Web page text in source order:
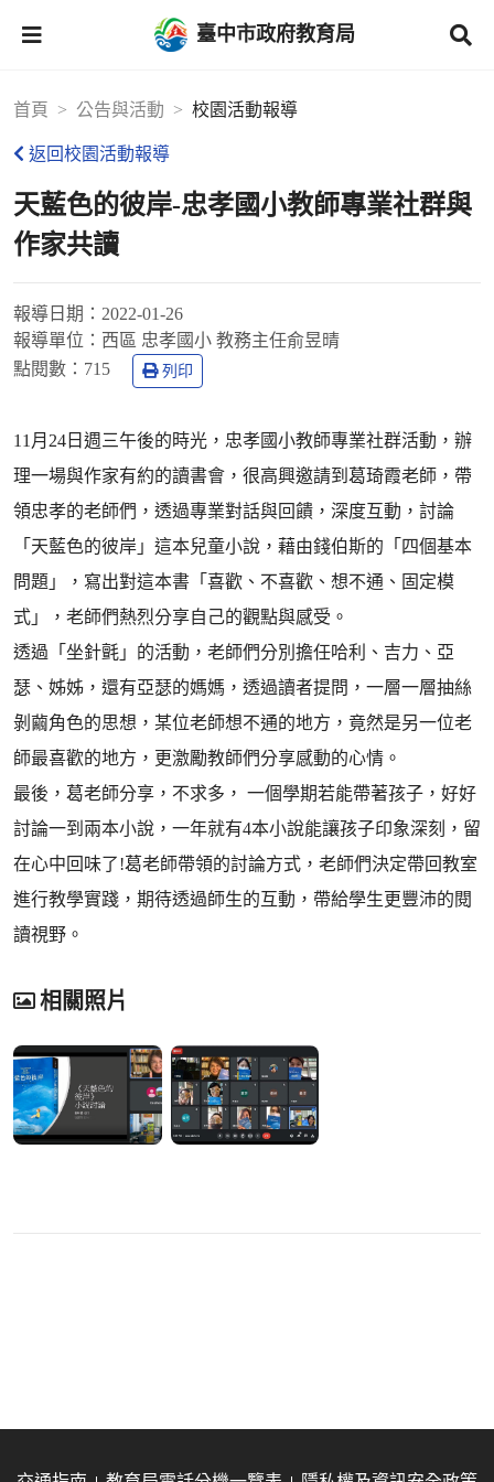
臺中市政府教育局
首頁 公告與活動 校園活動報導
返回校園活動報導
天藍色的彼岸-忠孝國小教師專業社群與
作家共讀
報導日期： 2022-01-26
報導單位： 西區 忠孝國小 教務主任俞昱晴
點閱數： 715 列印
11月24日週三午後的時光，忠孝國小教師專業社群活動，辦
理一場與作家有約的讀書會，很高興邀請到葛琦霞老師，帶
領忠孝的老師們，透過專業對話與回饋，深度互動，討論
「天藍色的彼岸」這本兒童小說，藉由錢伯斯的「四個基本
問題」，寫出對這本書「喜歡、不喜歡、想不通、固定模
式」，老師們熱烈分享自己的觀點與感受。
透過「坐針氈」的活動，老師們分別擔任哈利、吉力、亞
瑟、姊姊，還有亞瑟的媽媽，透過讀者提問，一層一層抽絲
剝繭角色的思想，某位老師想不通的地方，竟然是另一位老
師最喜歡的地方，更激勵教師們分享感動的心情。
最後，葛老師分享，不求多， 一個學期若能帶著孩子，好好
討論一到兩本小說，一年就有4本小說能讓孩子印象深刻，留
在心中回味了!葛老師帶領的討論方式，老師們決定帶回教室
進行教學實踐，期待透過師生的互動，帶給學生更豐沛的閱
讀視野。
相關照片